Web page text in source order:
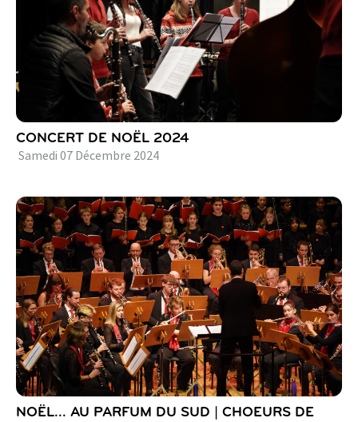
CONCERT DE NOËL 2024
Samedi 07 Décembre 2024
NOËL... AU PARFUM DU SUD | CHOEURS DE